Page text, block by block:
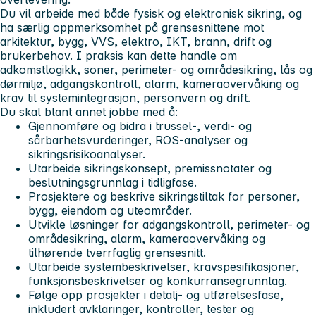
Du vil arbeide med både fysisk og elektronisk sikring, og
ha særlig oppmerksomhet på grensesnittene mot
arkitektur, bygg, VVS, elektro, IKT, brann, drift og
brukerbehov. I praksis kan dette handle om
adkomstlogikk, soner, perimeter- og områdesikring, lås og
dørmiljø, adgangskontroll, alarm, kameraovervåking og
krav til systemintegrasjon, personvern og drift.
Du skal blant annet jobbe med å:
Gjennomføre og bidra i trussel-, verdi- og
sårbarhetsvurderinger, ROS-analyser og
sikringsrisikoanalyser.
Utarbeide sikringskonsept, premissnotater og
beslutningsgrunnlag i tidligfase.
Prosjektere og beskrive sikringstiltak for personer,
bygg, eiendom og uteområder.
Utvikle løsninger for adgangskontroll, perimeter- og
områdesikring, alarm, kameraovervåking og
tilhørende tverrfaglig grensesnitt.
Utarbeide systembeskrivelser, kravspesifikasjoner,
funksjonsbeskrivelser og konkurransegrunnlag.
Følge opp prosjekter i detalj- og utførelsesfase,
inkludert avklaringer, kontroller, tester og